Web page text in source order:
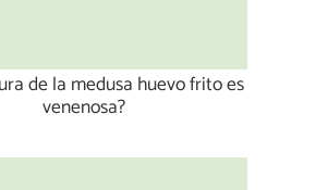
de la medusa huevo frito es
venenosa?